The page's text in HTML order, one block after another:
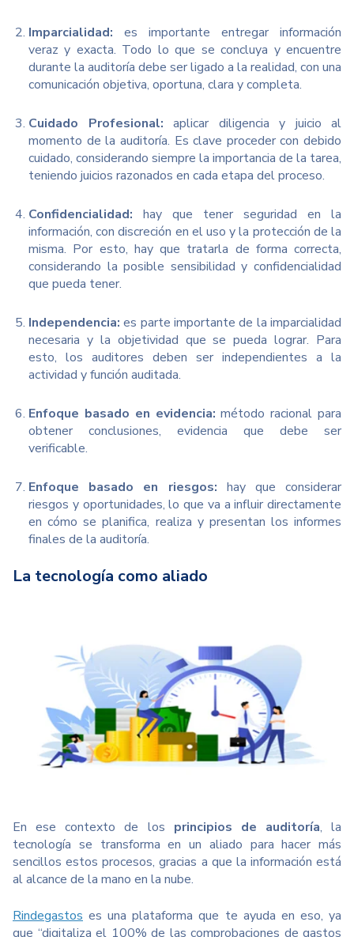
Imparcialidad: es importante entregar información
veraz y exacta. Todo lo que se concluya y encuentre
durante la auditoría debe ser ligado a la realidad, con una
comunicación objetiva, oportuna, clara y completa.
Cuidado Profesional: aplicar diligencia y juicio al
momento de la auditoría. Es clave proceder con debido
cuidado, considerando siempre la importancia de la tarea,
teniendo juicios razonados en cada etapa del proceso.
Confidencialidad: hay que tener seguridad en la
información, con discreción en el uso y la protección de la
misma. Por esto, hay que tratarla de forma correcta,
considerando la posible sensibilidad y confidencialidad
que pueda tener.
Independencia: es parte importante de la imparcialidad
necesaria y la objetividad que se pueda lograr. Para
esto, los auditores deben ser independientes a la
actividad y función auditada.
Enfoque basado en evidencia: método racional para
obtener conclusiones, evidencia que debe ser
verificable.
Enfoque basado en riesgos: hay que considerar
riesgos y oportunidades, lo que va a influir directamente
en cómo se planifica, realiza y presentan los informes
finales de la auditoría.
La tecnología como aliado
En ese contexto de los principios de auditoría, la
tecnología se transforma en un aliado para hacer más
sencillos estos procesos, gracias a que la información está
al alcance de la mano en la nube.
Rindegastos es una plataforma que te ayuda en eso, ya
que “digitaliza el 100% de las comprobaciones de gastos